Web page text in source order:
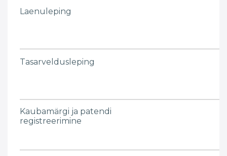
Laenuleping
Tasarveldusleping
Kaubamärgi ja patendi
registreerimine